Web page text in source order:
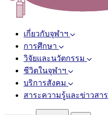
เกี่ยวกับจุฬาฯ
การศึกษา
วิจัยและนวัตกรรม
ชีวิตในจุฬาฯ
บริการสังคม
สาระความรู้และข่าวสาร